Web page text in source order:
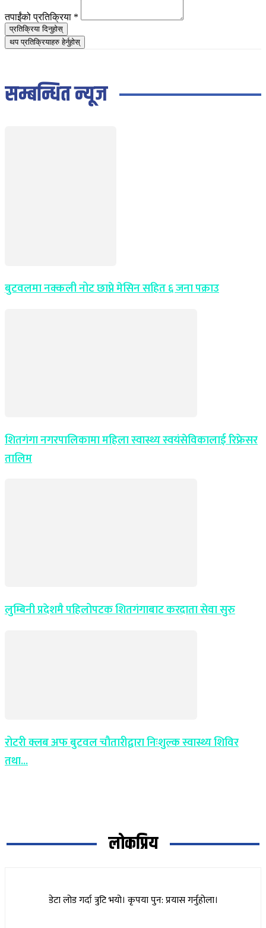
तपाईंको प्रतिक्रिया *
प्रतिक्रिया दिनुहोस्
थप प्रतिक्रियाहरु हेर्नुहोस्
सम्बन्धित न्यूज
बुटवलमा नक्कली नोट छाप्ने मेसिन सहित ६ जना पक्राउ
शितगंगा नगरपालिकामा महिला स्वास्थ्य स्वयंसेविकालाई रिफ्रेसर
तालिम
लुम्बिनी प्रदेशमै पहिलोपटक शितगंगाबाट करदाता सेवा सुरु
रोटरी क्लब अफ बुटवल चौतारीद्वारा निःशुल्क स्वास्थ्य शिविर
तथा...
लोकप्रिय
डेटा लोड गर्दा त्रुटि भयो। कृपया पुन: प्रयास गर्नुहोला।